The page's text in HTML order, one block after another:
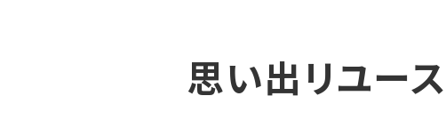
思い出リユース